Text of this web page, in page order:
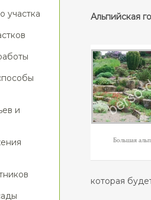
участка
и
Альпийская
Большая
которая